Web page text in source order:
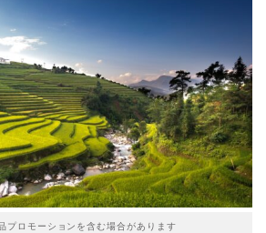
プロモーションを含む場合があります